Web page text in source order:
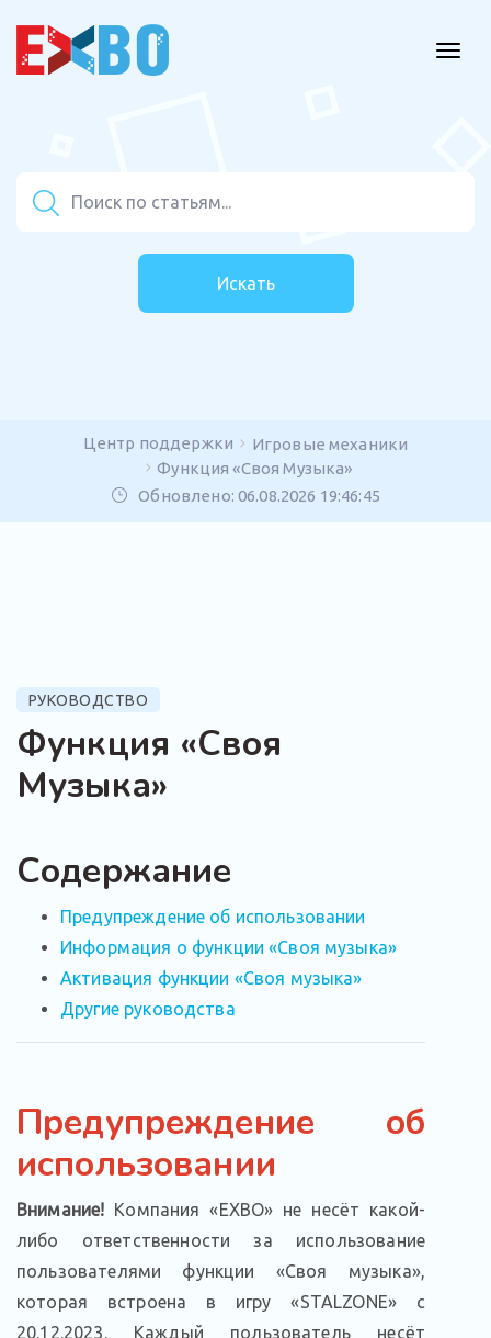
Искать
Центр поддержки
Игровые механики
Функция «Своя Музыка»
Обновлено: 06.08.2026 19:46:45
РУКОВОДСТВО
Функция «Своя
Музыка»
Содержание
Предупреждение об использовании
Информация о функции «Своя музыка»
Активация функции «Своя музыка»
Другие руководства
Предупреждение об
использовании
Внимание! Компания «EXBO» не несёт какой-
либо ответственности за использование
пользователями функции «Своя музыка»,
которая встроена в игру «STALZONE» с
20.12.2023. Каждый пользователь несёт